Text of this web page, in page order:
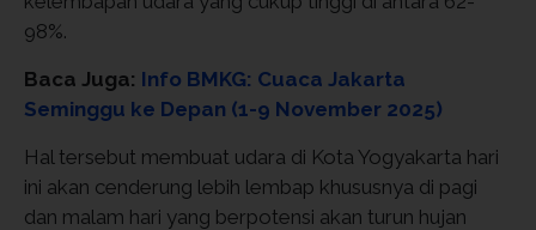
98%.
Baca Juga: Info BMKG: Cuaca Jakarta
Seminggu ke Depan (1-9 November 2025)
Hal tersebut membuat udara di Kota Yogyakarta hari
ini akan cenderung lebih lembap khususnya di pagi
dan malam hari yang berpotensi akan turun hujan